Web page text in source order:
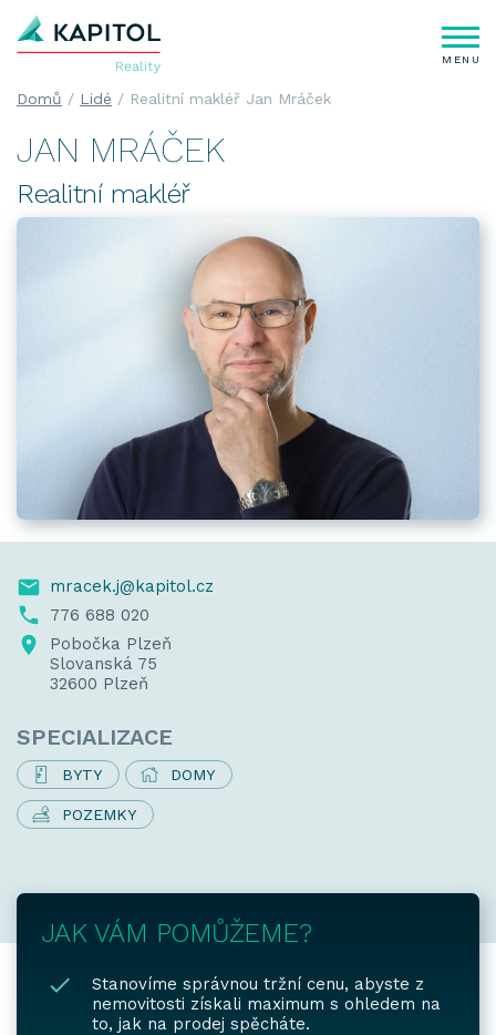
MENU
Domů Lidé Realitní makléř Jan Mráček
JAN MRÁČEK
Realitní makléř
mracek.j@kapitol.cz
776 688 020
Pobočka Plzeň
Slovanská 75
32600 Plzeň
SPECIALIZACE
BYTY DOMY
POZEMKY
JAK VÁM POMŮŽEME?
Stanovíme správnou tržní cenu, abyste z
nemovitosti získali maximum s ohledem na
to, jak na prodej spěcháte.